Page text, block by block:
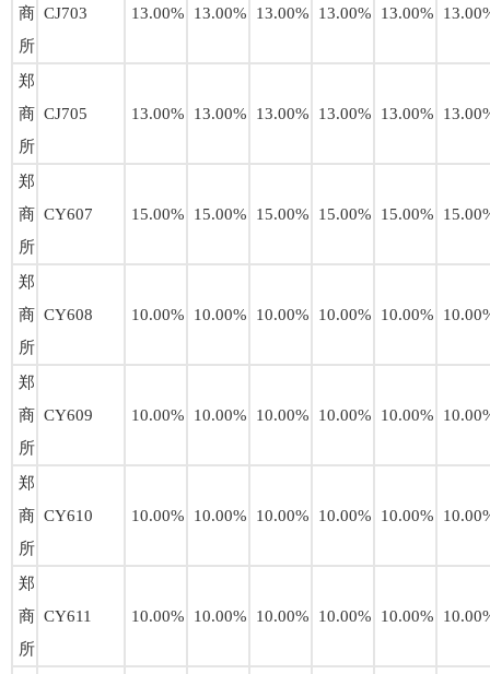
商
所
CJ703 13.00% 13.00% 13.00% 13.00% 13.00%
郑
商
所
CJ705 13.00% 13.00% 13.00% 13.00% 13.00%
郑
商
所
CY607 15.00% 15.00% 15.00% 15.00% 15.00%
郑
商
所
CY608 10.00% 10.00% 10.00% 10.00% 10.00%
郑
商
所
CY609 10.00% 10.00% 10.00% 10.00% 10.00%
郑
商
所
CY610 10.00% 10.00% 10.00% 10.00% 10.00%
郑
商
所
CY611 10.00% 10.00% 10.00% 10.00% 10.00%